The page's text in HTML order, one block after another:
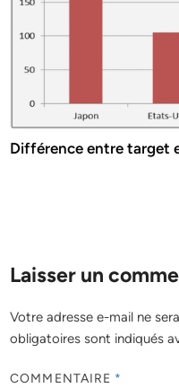
Différence entre target
Laisser un
Votre adresse e-mail ne
obligatoires sont indiqués
COMMENTAIRE *